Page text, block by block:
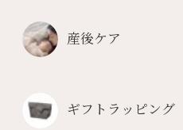
産後ケア
ギフトラッピング